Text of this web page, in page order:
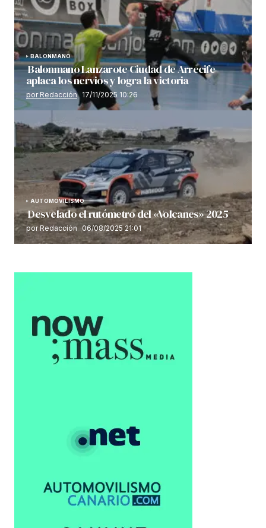
BALONMANO
Balonmano Lanzarote Ciudad de Arrecife
aplaca los nervios y logra la victoria
por Redacción 17/11/2025 10:26
AUTOMOVILISMO
Desvelado el rutómetro del «Volcanes» 2025
por Redacción 06/08/2025 21:01